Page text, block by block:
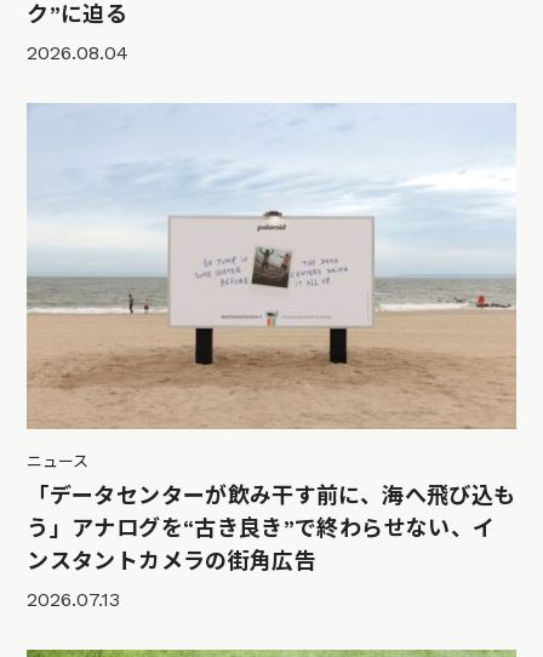
ク”に迫る
2026.08.04
ニュース
「データセンターが飲み干す前に、海へ飛び込も
う」アナログを“古き良き”で終わらせない、イ
ンスタントカメラの街角広告
2026.07.13